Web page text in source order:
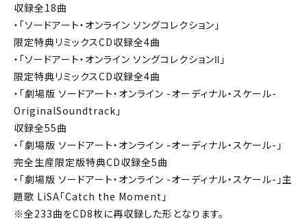
収録全18曲
・「ソードアート・オンライン ソングコレクション」
限定特典リミックスCD収録全4曲
・「ソードアート・オンライン ソングコレクションⅡ」
限定特典リミックスCD収録全4曲
・「劇場版 ソードアート・オンライン -オーディナル・スケール-
OriginalSoundtrack」
収録全55曲
・「劇場版 ソードアート・オンライン -オーディナル・スケール-」
完全生産限定版特典CD収録全5曲
・「劇場版 ソードアート・オンライン -オーディナル・スケール-」主
題歌 LiSA「Catch the Moment」
※全233曲をCD8枚に再収録した形となります。